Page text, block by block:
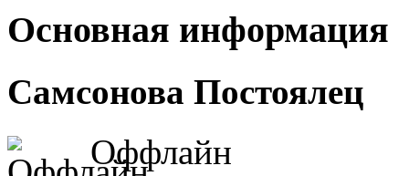
Основная информация
Самсонова Постоялец
Оффлайн